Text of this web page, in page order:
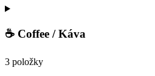
☕ Coffee / Káva
3 položky